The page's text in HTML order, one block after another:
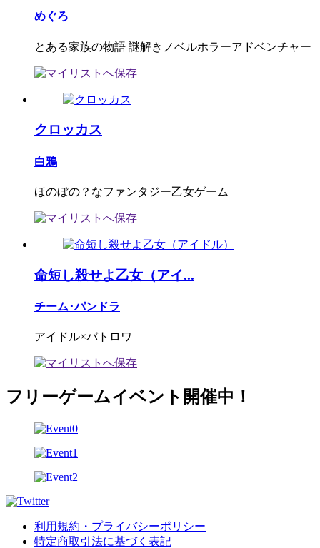
めぐろ
とある家族の物語 謎解きノベルホラーアドベンチャー
クロッカス
白鴉
ほのぼの？なファンタジー乙女ゲーム
命短し殺せよ乙女（アイ...
チーム･パンドラ
アイドル×バトロワ
フリーゲームイベント開催中！
利用規約・プライバシーポリシー
特定商取引法に基づく表記